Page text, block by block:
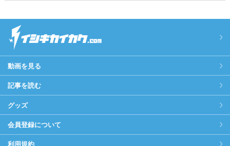
動画を見る
記事を読む
グッズ
会員登録について